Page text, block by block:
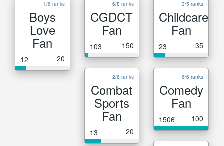
1/6 ranks
Boys
Love
Fan
12 20
6/8 ranks
CGDCT
Fan
103 150
3/5 ranks
Childcare
Fan
23 35
2/6 ranks
Combat
Sports
Fan
13 20
6/6 ranks
Comedy
Fan
1506 100